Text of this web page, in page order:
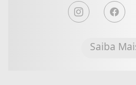
Saiba